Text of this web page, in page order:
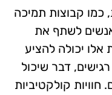
כמו קבוצות תמיכה
לשתף את
אלו יכולה להציע
דבר שיכול
חוויות קולקטיביות